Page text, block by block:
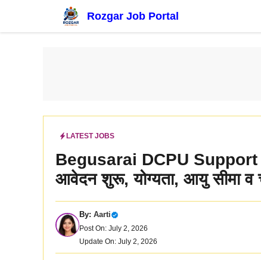
Rozgar Job Portal
LATEST JOBS
Begusarai DCPU Support
आवेदन शुरू, योग्यता, आयु सीमा व
By: Aarti
Post On: July 2, 2026
Update On: July 2, 2026